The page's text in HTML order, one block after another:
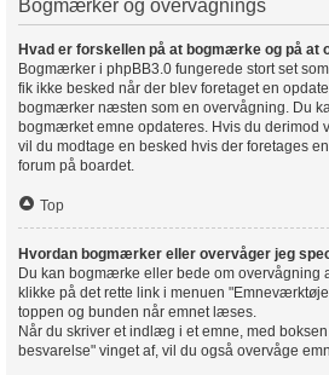
Bogmærker og overvågnings
Hvad er forskellen på at bogmærke og på at
Bogmærker i phpBB3.0 fungerede stort set
fik ikke besked når der blev foretaget en
bogmærker næsten som en overvågning. Du
bogmærket emne opdateres. Hvis du derimod
vil du modtage en besked hvis der foretages
forum på boardet.
Top
Hvordan bogmærker eller overvåger jeg
Du kan bogmærke eller bede om overvågning
klikke på det rette link i menuen
toppen og bunden når emnet læses.
Når du skriver et indlæg i et emne, med
besvarelse" vinget af, vil du også overvåge